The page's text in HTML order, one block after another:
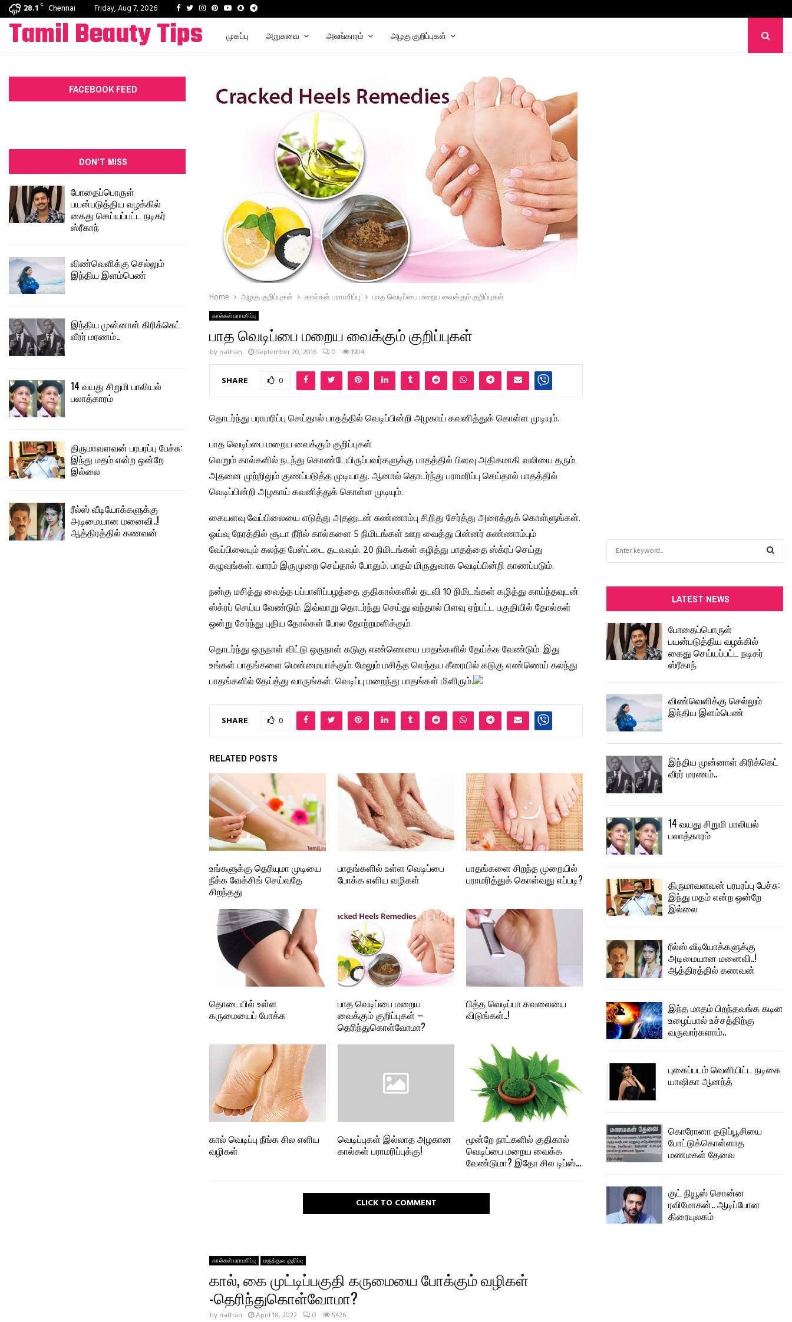
28.1 C Chennai Friday, Aug 7, 2026 Facebook
TwitterInstagram
PinterestYoutube
SnapchatTelegram
Tamil Beauty Tips முகப்பு அறுசுவை அலங்காரம் அழகு குறிப்புகள்
Home அழகு குறிப்புகள் கால்கள் பராமரிப்பு பாத வெடிப்பை மறைய வைக்கும் குறிப்புகள்
கால்கள் பராமரிப்பு
பாத வெடிப்பை மறைய வைக்கும் குறிப்புகள்
by nathan September 20, 2016 0 1904
SHARE 0
தொடர்ந்து பராமரிப்பு செய்தால் பாதத்தில் வெடிப்பின்றி அழகாய் கவனித்துக் கொள்ள முடியும்.
பாத வெடிப்பை மறைய வைக்கும் குறிப்புகள்
வெறும் கால்களில் நடந்து கொண்டேயிருப்பவர்களுக்கு பாதத்தில் பிளவு அதிகமாகி வலியை தரும்.
அதனை முற்றிலும் குணப்படுத்த முடியாது. ஆனால் தொடர்ந்து பராமரிப்பு செய்தால் பாதத்தில்
வெடிப்பின்றி அழகாய் கவனித்துக் கொள்ள முடியும்.
கையளவு வேப்பிலையை எடுத்து அதனுடன் சுண்ணாம்பு சிறிது சேர்த்து அரைத்துக் கொள்ளுங்கள்.
ஓய்வு நேரத்தில் சூடா நீரில் கால்களை 5 நிமிடங்கள் ஊற வைத்து பின்னர் சுண்ணாம்பும்
வேப்பிலையும் கலந்த பேஸ்ட்டை தடவவும். 20 நிமிடங்கள் கழித்து பாதத்தை ஸ்க்ரப் செய்து
கழுவுங்கள். வாரம் இருமுறை செய்தால் போதும். பாதம் மிருதுவாக வெடிப்பின்றி காணப்படும்.
நன்கு மசித்து வைத்த பப்பாளிப்பழத்தை குதிகால்களில் தடவி 10 நிமிடங்கள் கழித்து காய்ந்தவுடன்
ஸ்க்ரப் செய்ய வேண்டும். இவ்வாறு தொடர்ந்து செய்து வந்தால் பிளவு ஏற்பட்ட பகுதியில் தோல்கள்
ஒன்று சேர்ந்து புதிய தோல்கள் போல தோற்றமளிக்கும்.
தொடர்ந்து ஒருநாள் விட்டு ஒருநாள் கடுகு எண்ணெயை பாதங்களில் தேய்க்க வேண்டும். இது
உங்கள் பாதங்களை மென்மையாக்கும். மேலும் மசித்த வெந்தய கீரையில் கடுகு எண்ணெய் கலந்து
பாதங்களில் தேய்த்து வாருங்கள். வெடிப்பு மறைந்து பாதங்கள் மிளிரும்.
SHARE 0
RELATED POSTS
உங்களுக்கு தெரியுமா முடியை
நீக்க வேக்சிங் செய்வதே
சிறந்தது
பாதங்களில் உள்ள வெடிப்பை
போக்க எளிய வழிகள்
பாதங்களை சிறந்த முறையில்
பராமரித்துக் கொள்வது எப்படி?
தொடையில் உள்ள
கருமையைப் போக்க
பாத வெடிப்பை மறைய
வைக்கும் குறிப்புகள் –
தெரிந்துகொள்வோமா?
பித்த வெடிப்பா கவலையை
விடுங்கள்..!
கால் வெடிப்பு நீங்க சில எளிய
வழிகள்
வெடிப்புகள் இல்லாத அழகான
கால்கள் பராமரிப்புக்கு!
மூன்றே நாட்களில் குதிகால்
வெடிப்பை மறைய வைக்க
வேண்டுமா? இதோ சில டிப்ஸ்…
CLICK TO COMMENT
கால்கள் பராமரிப்பு மருத்துவ குறிப்பு
கால், கை முட்டிப்பகுதி கருமையை போக்கும் வழிகள்
-தெரிந்துகொள்வோமா?
by nathan April 18, 2022 0 5426
FACEBOOK FEED
DON'T MISS
போதைப்பொருள்
பயன்படுத்திய வழக்கில்
கைது செய்யப்பட்ட நடிகர்
ஸ்ரீகாந்
விண்வெளிக்கு செல்லும்
இந்திய இளம்பெண்
இந்திய முன்னாள் கிரிக்கெட்
வீரர் மரணம்..
14 வயது சிறுமி பாலியல்
பலாத்காரம்
திருமாவளவன் பரபரப்பு பேச்சு:
இந்து மதம் என்ற ஒன்றே
இல்லை
ரீல்ஸ் வீடியோக்களுக்கு
அடிமையான மனைவி..!
ஆத்திரத்தில் கணவன்
f
o
r
:
LATEST NEWS
போதைப்பொருள்
பயன்படுத்திய வழக்கில்
கைது செய்யப்பட்ட நடிகர்
ஸ்ரீகாந்
விண்வெளிக்கு செல்லும்
இந்திய இளம்பெண்
இந்திய முன்னாள் கிரிக்கெட்
வீரர் மரணம்..
14 வயது சிறுமி பாலியல்
பலாத்காரம்
திருமாவளவன் பரபரப்பு பேச்சு:
இந்து மதம் என்ற ஒன்றே
இல்லை
ரீல்ஸ் வீடியோக்களுக்கு
அடிமையான மனைவி..!
ஆத்திரத்தில் கணவன்
இந்த மாதம் பிறந்தவங்க கடின
உழைப்பால் உச்சத்திற்கு
வருவார்களாம்..
புகைப்படம் வெளியிட்ட நடிகை
யாஷிகா ஆனந்த்
கொரோனா தடுப்பூசியை
போட்டுக்கொள்ளாத
மணமகள் தேவை
குட் நியூஸ் சொன்ன
ரவிமோகன்.. ஆடிப்போன
திரையுலகம்